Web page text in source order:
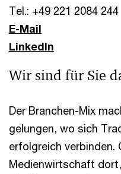
Tel.: +49 221 2084 244
E-Mail
LinkedIn
Wir sind für Sie
Der Branchen-Mix
gelungen, wo sich
erfolgreich verbinden.
Medienwirtschaft